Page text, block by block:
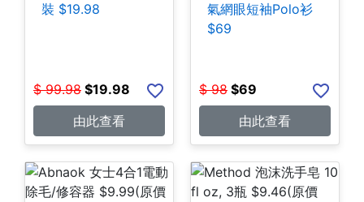
裝 $19.98
$ 99.98 $19.98
由此查看
氣網眼短袖Polo衫
$69
$ 98 $69
由此查看